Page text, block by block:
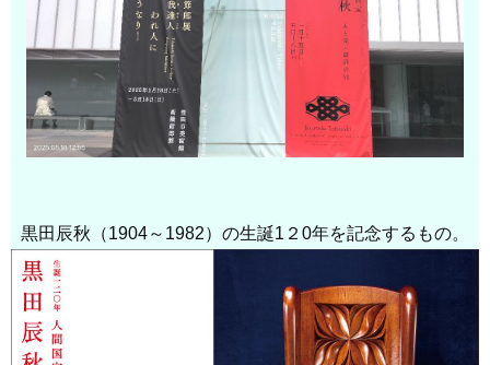
黒田辰秋（1904～1982）の生誕1２0年を記念するもの。